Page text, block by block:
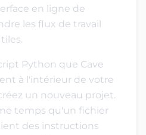
en ligne de
les flux de travail
Python que Cave
à l'intérieur de votre
un nouveau projet.
temps qu'un fichier
des instructions